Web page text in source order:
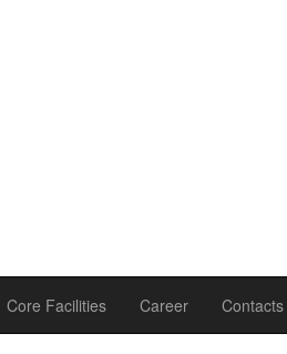
Core Facilities Career Contacts